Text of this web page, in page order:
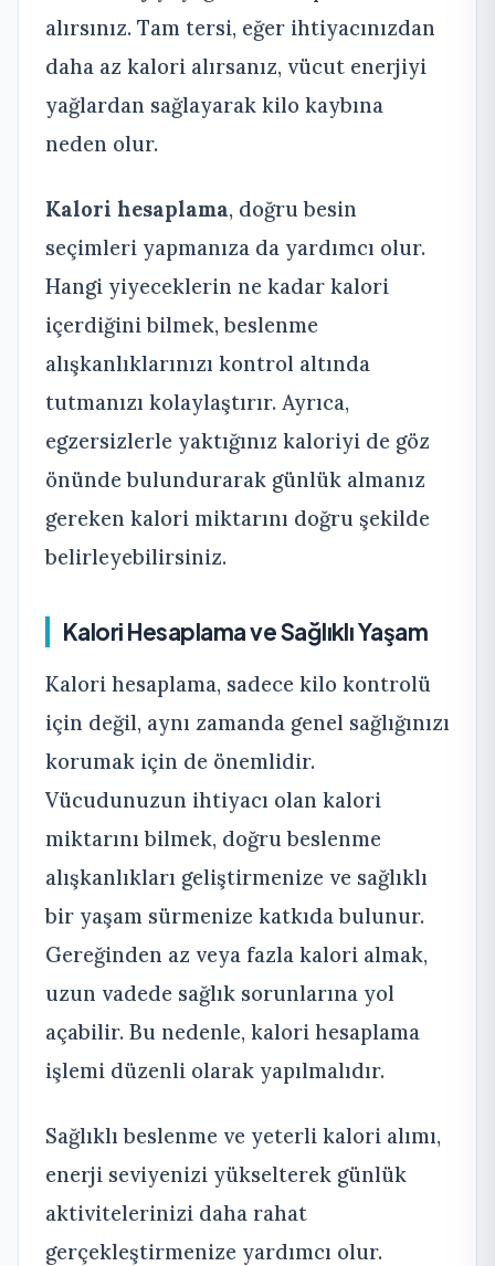
alırsınız. Tam tersi, eğer ihtiyacınızdan
daha az kalori alırsanız, vücut enerjiyi
yağlardan sağlayarak kilo kaybına
neden olur.
Kalori hesaplama, doğru besin
seçimleri yapmanıza da yardımcı olur.
Hangi yiyeceklerin ne kadar kalori
içerdiğini bilmek, beslenme
alışkanlıklarınızı kontrol altında
tutmanızı kolaylaştırır. Ayrıca,
egzersizlerle yaktığınız kaloriyi de göz
önünde bulundurarak günlük almanız
gereken kalori miktarını doğru şekilde
belirleyebilirsiniz.
Kalori Hesaplama ve Sağlıklı Yaşam
Kalori hesaplama, sadece kilo kontrolü
için değil, aynı zamanda genel sağlığınızı
korumak için de önemlidir.
Vücudunuzun ihtiyacı olan kalori
miktarını bilmek, doğru beslenme
alışkanlıkları geliştirmenize ve sağlıklı
bir yaşam sürmenize katkıda bulunur.
Gereğinden az veya fazla kalori almak,
uzun vadede sağlık sorunlarına yol
açabilir. Bu nedenle, kalori hesaplama
işlemi düzenli olarak yapılmalıdır.
Sağlıklı beslenme ve yeterli kalori alımı,
enerji seviyenizi yükselterek günlük
aktivitelerinizi daha rahat
gerçekleştirmenize yardımcı olur.